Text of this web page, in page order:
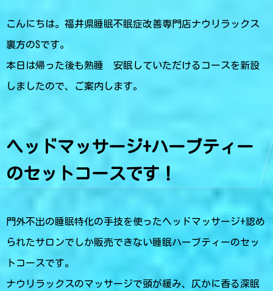
こんにちは。福井県睡眠不眠症改善専門店ナウリラックス
裏方のSです。
本日は帰った後も熟睡 安眠していただけるコースを新設
しましたので、ご案内します。
ヘッドマッサージ+ハーブティー
のセットコースです！
門外不出の睡眠特化の手技を使ったヘッドマッサージ+認め
られたサロンでしか販売できない睡眠ハーブティーのセッ
トコースです。
ナウリラックスのマッサージで頭が緩み、仄かに香る深眠